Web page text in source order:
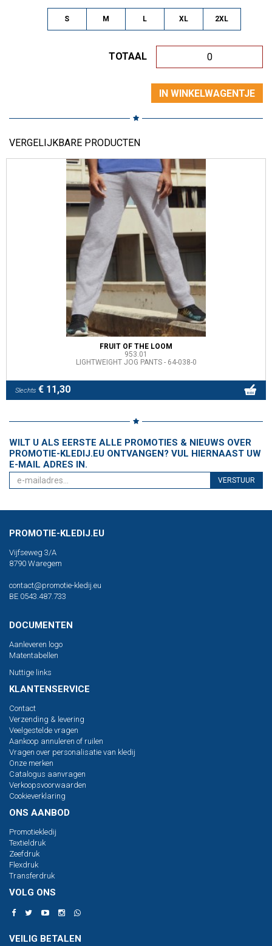
S M L XL 2XL
0
TOTAAL
IN WINKELWAGENTJE
VERGELIJKBARE PRODUCTEN
FRUIT OF THE LOOM
953.01
LIGHTWEIGHT JOG PANTS - 64-038-0
Slechts € 11,30
WILT U ALS EERSTE ALLE PROMOTIES & NIEUWS OVER
PROMOTIE-KLEDIJ.EU ONTVANGEN? VUL HIERNAAST UW
E-MAIL ADRES IN.
VERSTUUR
PROMOTIE-KLEDIJ.EU
Vijfseweg 3/A
8790 Waregem
contact@promotie-kledij.eu
BE 0543.487.733
DOCUMENTEN
Aanleveren logo
Matentabellen
Nuttige links
KLANTENSERVICE
Contact
Verzending & levering
Veelgestelde vragen
Aankoop annuleren of ruilen
Vragen over personalisatie van kledij
Onze merken
Catalogus aanvragen
Verkoopsvoorwaarden
Cookieverklaring
ONS AANBOD
Promotiekledij
Textieldruk
Zeefdruk
Flexdruk
Transferdruk
VOLG ONS
VEILIG BETALEN